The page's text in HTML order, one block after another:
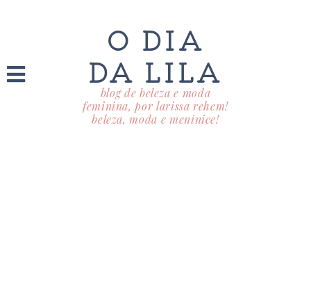
O DIA
DA LILA
blog de beleza e moda
feminina, por larissa rehem!
beleza, moda e meninice!